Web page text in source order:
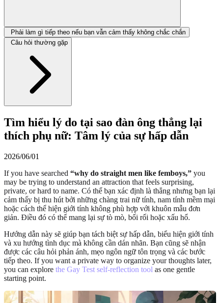
Phải làm gì tiếp theo nếu bạn vẫn cảm thấy không chắc chắn
Câu hỏi thường gặp
Tìm hiểu lý do tại sao đàn ông thẳng lại
thích phụ nữ: Tâm lý của sự hấp dẫn
2026/06/01
If you have searched “why do straight men like femboys,” you
may be trying to understand an attraction that feels surprising,
private, or hard to name. Có thể bạn xác định là thẳng nhưng bạn lại
cảm thấy bị thu hút bởi những chàng trai nữ tính, nam tính mềm mại
hoặc cách thể hiện giới tính không phù hợp với khuôn mẫu đơn
giản. Điều đó có thể mang lại sự tò mò, bối rối hoặc xấu hổ.
Hướng dẫn này sẽ giúp bạn tách biệt sự hấp dẫn, biểu hiện giới tính
và xu hướng tình dục mà không cần dán nhãn. Bạn cũng sẽ nhận
được các câu hỏi phản ánh, mẹo ngôn ngữ tôn trọng và các bước
tiếp theo. If you want a private way to organize your thoughts later,
you can explore the Gay Test self-reflection tool as one gentle
starting point.